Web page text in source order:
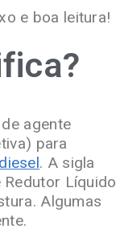
e boa leitura!
agente
para
diesel. A sigla
Redutor Líquido
Algumas